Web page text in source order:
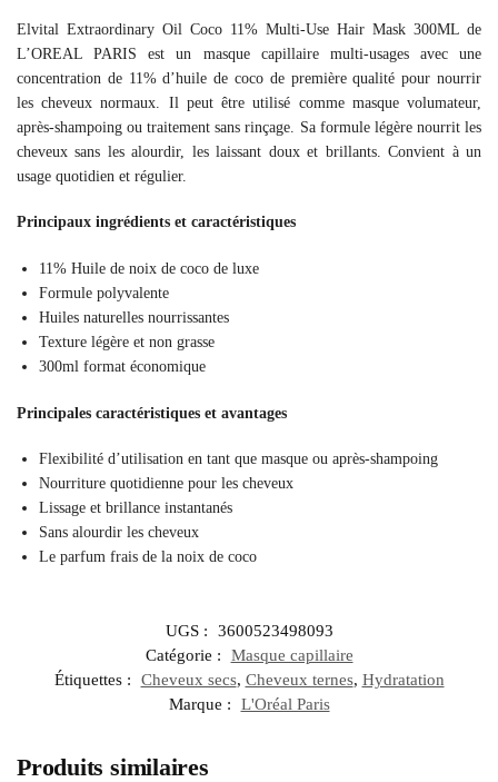
Elvital Extraordinary Oil Coco 11% Multi-Use Hair Mask 300ML de
L’OREAL PARIS est un masque capillaire multi-usages avec une
concentration de 11% d’huile de coco de première qualité pour nourrir
les cheveux normaux. Il peut être utilisé comme masque volumateur,
après-shampoing ou traitement sans rinçage. Sa formule légère nourrit les
cheveux sans les alourdir, les laissant doux et brillants. Convient à un
usage quotidien et régulier.
Principaux ingrédients et caractéristiques
11% Huile de noix de coco de luxe
Formule polyvalente
Huiles naturelles nourrissantes
Texture légère et non grasse
300ml format économique
Principales caractéristiques et avantages
Flexibilité d’utilisation en tant que masque ou après-shampoing
Nourriture quotidienne pour les cheveux
Lissage et brillance instantanés
Sans alourdir les cheveux
Le parfum frais de la noix de coco
UGS :
3600523498093
Catégorie :
Masque capillaire
Étiquettes :
Cheveux secs, Cheveux ternes, Hydratation
Marque :
L'Oréal Paris
Produits similaires